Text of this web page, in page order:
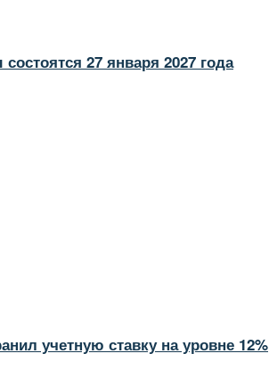
27 января 2027 года
учетную ставку на уровне 12%